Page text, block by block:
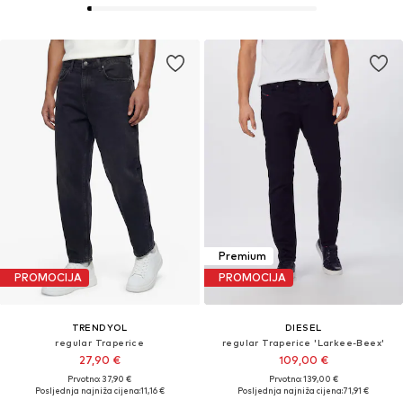
PROMOCIJA
TRENDYOL
regular Traperice
27,90 €
Prvotno: 37,90 €
Posljednja najniža cijena:11,16 €
Premium
PROMOCIJA
DIESEL
regular Traperice 'Larkee-Beex'
109,00 €
Prvotno: 139,00 €
Posljednja najniža cijena:71,91 €